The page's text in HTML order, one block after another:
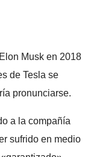
Musk en 2018
de Tesla se
pronunciarse.
a la compañía
sufrido en medio